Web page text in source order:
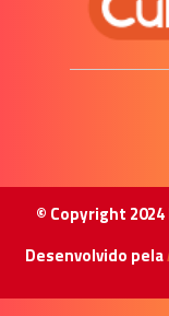
© Copyright
Desenvolvido pela